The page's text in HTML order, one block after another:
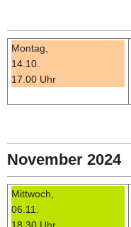
Montag,
14.10.
17.00 Uhr
November 2024
Mittwoch,
06.11.
18.30 Uhr